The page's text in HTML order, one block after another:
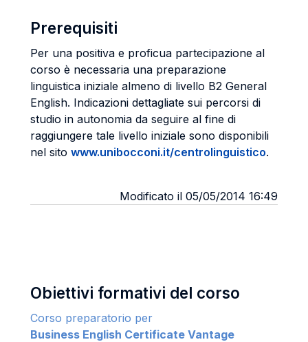
Prerequisiti
Per una positiva e proficua partecipazione al
corso è necessaria una preparazione
linguistica iniziale almeno di livello B2 General
English. Indicazioni dettagliate sui percorsi di
studio in autonomia da seguire al fine di
raggiungere tale livello iniziale sono disponibili
nel sito www.unibocconi.it/centrolinguistico.
Modificato il 05/05/2014 16:49
Obiettivi formativi del corso
Corso preparatorio per
Business English Certificate Vantage